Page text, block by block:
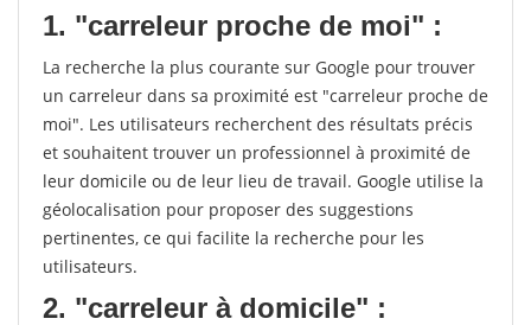
1. "carreleur proche de moi" :
La recherche la plus courante sur Google pour trouver
un carreleur dans sa proximité est "carreleur proche de
moi". Les utilisateurs recherchent des résultats précis
et souhaitent trouver un professionnel à proximité de
leur domicile ou de leur lieu de travail. Google utilise la
géolocalisation pour proposer des suggestions
pertinentes, ce qui facilite la recherche pour les
utilisateurs.
2. "carreleur à domicile" :